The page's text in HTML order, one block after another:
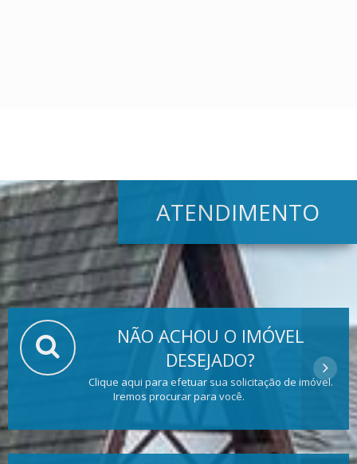
ATENDIMENTO
NÃO ACHOU O IMÓVEL
DESEJADO?
Clique aqui para efetuar sua solicitação de imóvel.
Iremos procurar para você.